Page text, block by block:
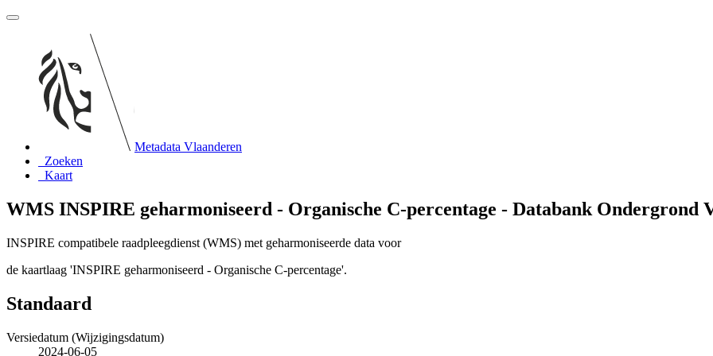
Metadata Vlaanderen
Zoeken
Kaart
WMS INSPIRE geharmoniseerd - Organische C-percentage - Databank Ondergrond
INSPIRE compatibele raadpleegdienst (WMS) met geharmoniseerde data voor
de kaartlaag 'INSPIRE geharmoniseerd - Organische C-percentage'.
Standaard
Versiedatum (Wijzigingsdatum)
2024-06-05